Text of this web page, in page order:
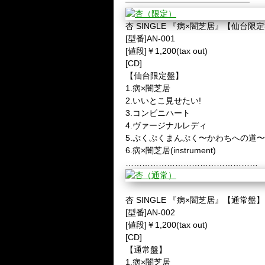
杏 SINGLE 『病×闇芝居』【仙台限
[型番]AN-001
[値段]￥1,200(tax out)
[CD]
【仙台限定盤】
1.病×闇芝居
2.いいとこ見せたい!
3.コンビニハート
4.ヴァージナルレディ
5.ぷくぷくまんぷく〜かわちへの道〜
6.病×闇芝居(instrument)
杏 SINGLE 『病×闇芝居』【通常盤】
[型番]AN-002
[値段]￥1,200(tax out)
[CD]
【通常盤】
1.病×闇芝居